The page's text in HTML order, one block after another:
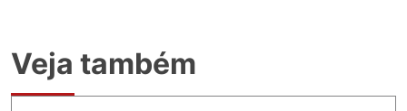
Veja também